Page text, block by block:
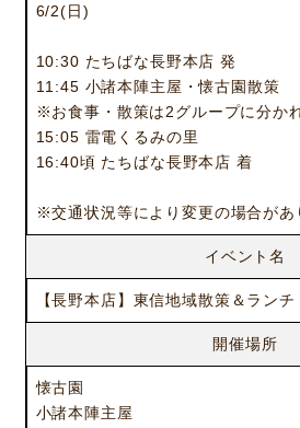
6/2(日)
10:30 たちばな長野本店 発
11:45 小諸本陣主屋・懐古園散策
※お食事・散策は2グループに分か
15:05 雷電くるみの里
16:40頃 たちばな長野本店 着
※交通状況等により変更の場合があ
イベント名
【長野本店】東信地域散策＆ランチ
開催場所
懐古園
小諸本陣主屋